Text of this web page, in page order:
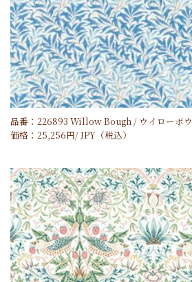
品番：226893 Willow Bough / ウイローボウ
価格： 25,256円/JPY （税込）